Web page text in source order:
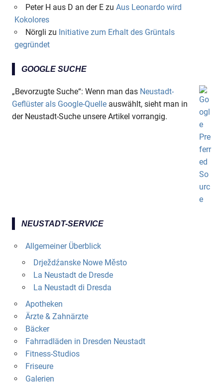
Peter H aus D an der Ezu Aus Leonardo wird
Kokolores
Nörgli zu Initiative zum Erhalt des Grüntals
gegründet
GOOGLE SUCHE
„Bevorzugte Suche“: Wenn man das Neustadt-
Geflüster als Google-Quelle auswählt, sieht man in
der Neustadt-Suche unsere Artikel vorrangig.
NEUSTADT-SERVICE
Allgemeiner Überblick
Drježdźanske Nowe Město
La Neustadt de Dresde
La Neustadt di Dresda
Apotheken
Ärzte & Zahnärzte
Bäcker
Fahrradläden in Dresden Neustadt
Fitness-Studios
Friseure
Galerien